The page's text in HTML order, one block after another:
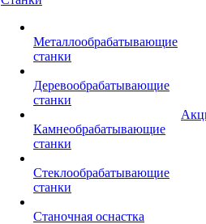
Металлообрабатывающие
станки
Деревообрабатывающие
станки
Камнеобрабатывающие
станки
Стеклообрабатывающие
станки
Станочная оснастка